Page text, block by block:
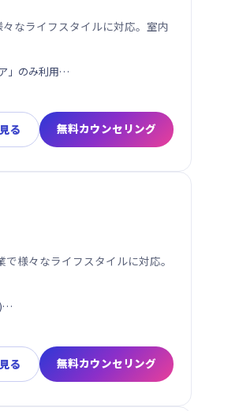
なライフスタイルに対応。室内
」のみ利用…
る 無料カウンセリング
様々なライフスタイルに対応。
)…
る 無料カウンセリング